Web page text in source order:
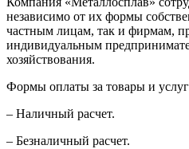
независимо от их формы
частным лицам, так и фирмам,
индивидуальным
хозяйствования.
Формы оплаты за товары и
– Наличный расчет.
– Безналичный расчет.